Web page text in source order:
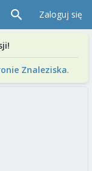
Zaloguj się
Znaleziska.